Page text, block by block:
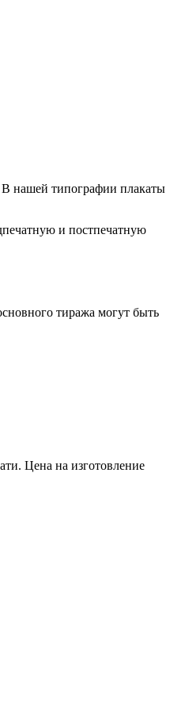
В нашей типографии плакаты
и постпечатную
тиража могут быть
Цена на изготовление